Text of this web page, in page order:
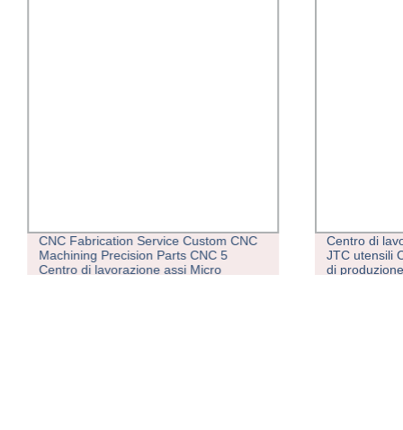
CNC Fabrication Service Custom CNC
Machining Precision Parts CNC 5
Centro di lavorazione assi Micro
Centro di
JTC utensili
di